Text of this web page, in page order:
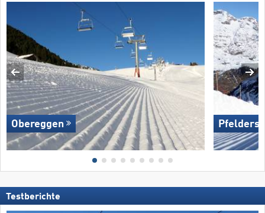
Obereggen Pfelders
Testberichte